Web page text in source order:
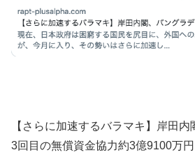
【さらに加速するバラマキ】岸田
3回目の無償資金協力約3億9100万円